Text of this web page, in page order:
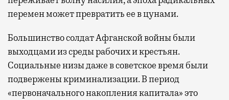
перемен может превратить ее в цунами.
Большинство солдат Афганской войны были
выходцами из среды рабочих и крестьян.
Социальные низы даже в советское время были
подвержены криминализации. В период
«первоначального накопления капитала» это